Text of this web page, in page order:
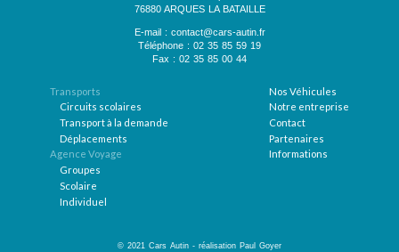
Nombre d'adultes
Nombre d'enfants
76880 ARQUES LA BATAILLE
E-mail : contact@cars-autin.fr
Téléphone : 02 35 85 59 19
Fax : 02 35 85 00 44
Transports
Circuits scolaires
Transport à la demande
Déplacements
Agence Voyage
Groupes
Scolaire
Individuel
Nos Véhicules
Notre entreprise
Contact
Partenaires
Informations
© 2021 Cars Autin - réalisation Paul Goyer